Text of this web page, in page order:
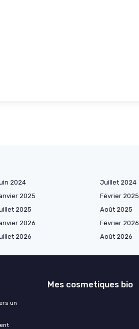
2024
Juillet 2024
2025
Février 2025
2025
Août 2025
2026
Février 2026
2026 Août 2026
un
Mes cosmetiques bio